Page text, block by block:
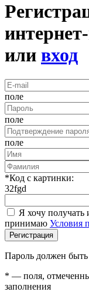
или вход
поле
поле
поле
*Код с картинки:
32fgd
Я хочу
принимаю Условия
Регистрация
Пароль должен
* — поля,
заполнения